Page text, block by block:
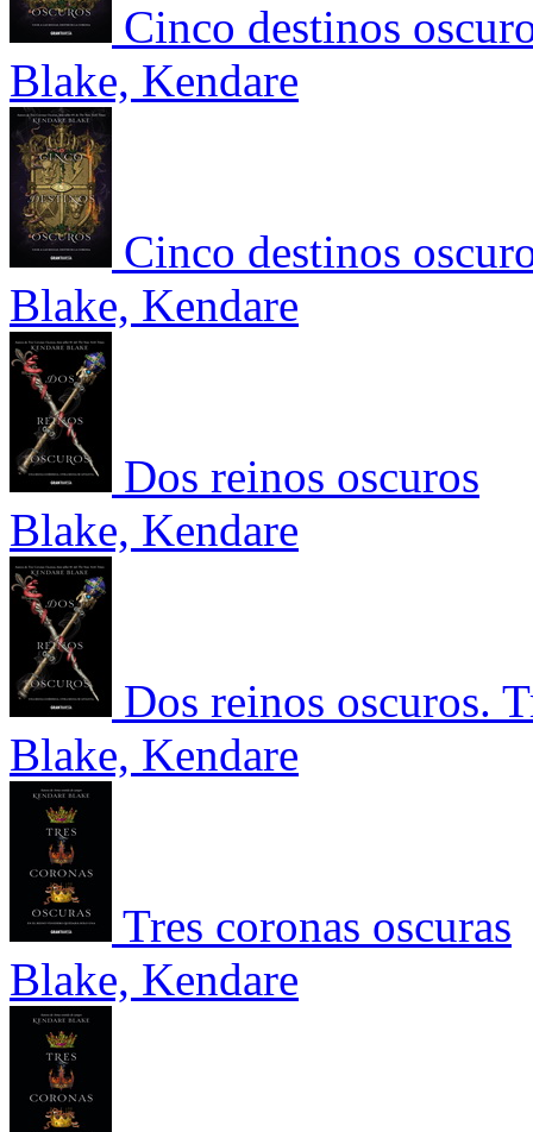
Cinco destinos
Blake, Kendare
Cinco destinos
Blake, Kendare
Dos reinos oscuros
Blake, Kendare
Dos reinos oscuros.
Blake, Kendare
Tres coronas oscuras
Blake, Kendare